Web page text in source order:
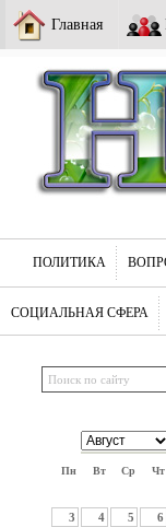
Главная
ПОЛИТИКА
СОЦИАЛЬНАЯ СФЕРА
Пн Вт Ср Чт
3
4 5 6